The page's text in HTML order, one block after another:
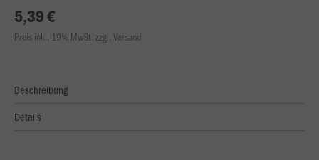
5,39 €
Preis inkl. 19% MwSt. zzgl. Versand
Beschreibung
Details